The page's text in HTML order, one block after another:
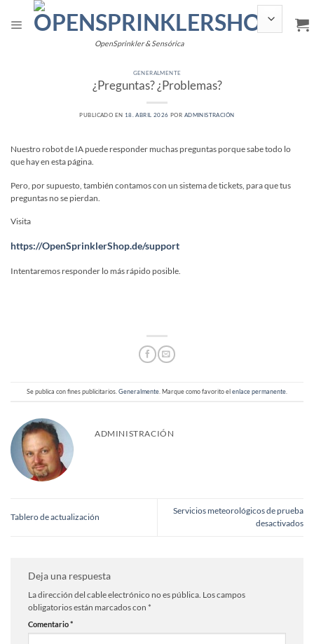
contenido
OpenSprinkler & Sensórica
GENERALMENTE
¿Preguntas? ¿Problemas?
PUBLICADO EN 18. ABRIL 2026 POR ADMINISTRACIÓN
Nuestro robot de IA puede responder muchas preguntas porque sabe todo lo
que hay en esta página.
Pero, por supuesto, también contamos con un sistema de tickets, para que tus
preguntas no se pierdan.
Visita
https://OpenSprinklerShop.de/support
Intentaremos responder lo más rápido posible.
Se publica con fines publicitarios. Generalmente . Marque como favorito elenlace permanente
ADMINISTRACIÓN
Tablero de actualización
Servicios meteorológicos de prueba
desactivados
Deja una respuesta
La dirección del cable electrónico no es pública. Los campos
obligatorios están marcados con *
Comentario*